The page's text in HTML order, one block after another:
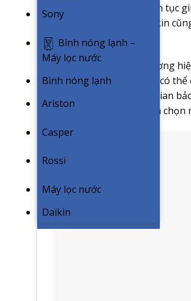
Sony
Bình nóng lạnh –
Máy lọc nước
Bình nóng lạnh
Ariston
Casper
Rossi
Máy lọc nước
Daikin
người khi phải co bóp liên tục
trọng & đặc biệt nên Daikin
năm.
Là một trong những thương
khắp cả nước, hoàn toàn có
ngắn kết hợp cùng thời gian
thể an tâm khi quyết định chọn